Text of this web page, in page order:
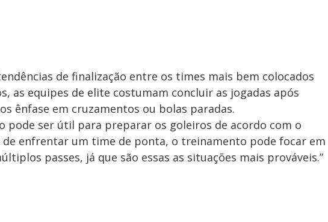
de finalização entre os times mais bem colocados
as equipes de elite costumam concluir as jogadas após
ênfase em cruzamentos ou bolas paradas.
pode ser útil para preparar os goleiros de acordo com o
de enfrentar um time de ponta, o treinamento pode focar em
passes, já que são essas as situações mais prováveis.”